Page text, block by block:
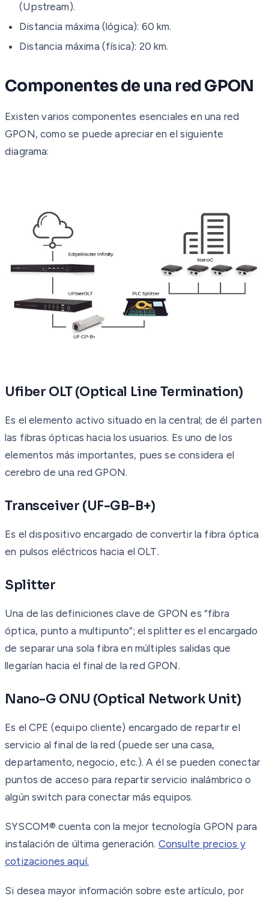
(Upstream).
Distancia máxima (lógica): 60 km.
Distancia máxima (física): 20 km.
Componentes de una red GPON
Existen varios componentes esenciales en una red
GPON, como se puede apreciar en el siguiente
diagrama:
Ufiber OLT (Optical Line Termination)
Es el elemento activo situado en la central; de él parten
las fibras ópticas hacia los usuarios. Es uno de los
elementos más importantes, pues se considera el
cerebro de una red GPON.
Transceiver (UF-GB-B+)
Es el dispositivo encargado de convertir la fibra óptica
en pulsos eléctricos hacia el OLT.
Splitter
Una de las definiciones clave de GPON es “fibra
óptica, punto a multipunto”; el splitter es el encargado
de separar una sola fibra en múltiples salidas que
llegarían hacia el final de la red GPON.
Nano-G ONU (Optical Network Unit)
Es el CPE (equipo cliente) encargado de repartir el
servicio al final de la red (puede ser una casa,
departamento, negocio, etc.). A él se pueden conectar
puntos de acceso para repartir servicio inalámbrico o
algún switch para conectar más equipos.
SYSCOM® cuenta con la mejor tecnología GPON para
instalación de última generación. Consulte precios y
cotizaciones aquí.
Si desea mayor información sobre este artículo, por